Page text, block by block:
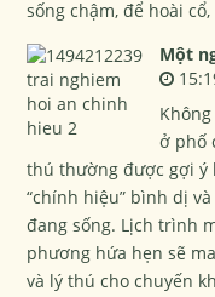
sống chậm, để hoài
Một
ở phố
thú thường được gợi ý
“chính hiệu” bình dị
đang sống. Lịch trình
phương hứa hẹn sẽ
và lý thú cho chuyến